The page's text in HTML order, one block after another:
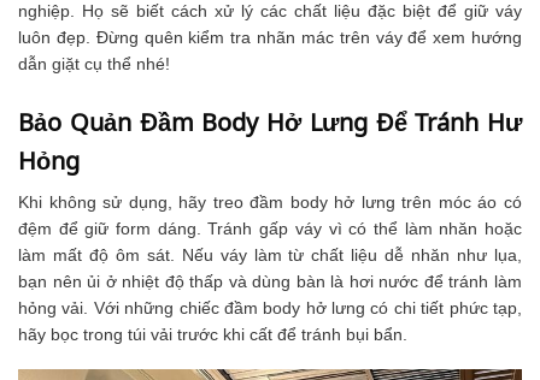
nghiệp. Họ sẽ biết cách xử lý các chất liệu đặc biệt để giữ váy
luôn đẹp. Đừng quên kiểm tra nhãn mác trên váy để xem hướng
dẫn giặt cụ thể nhé!
Bảo Quản Đầm Body Hở Lưng Để Tránh Hư
Hỏng
Khi không sử dụng, hãy treo đầm body hở lưng trên móc áo có
đệm để giữ form dáng. Tránh gấp váy vì có thể làm nhăn hoặc
làm mất độ ôm sát. Nếu váy làm từ chất liệu dễ nhăn như lụa,
bạn nên ủi ở nhiệt độ thấp và dùng bàn là hơi nước để tránh làm
hỏng vải. Với những chiếc đầm body hở lưng có chi tiết phức tạp,
hãy bọc trong túi vải trước khi cất để tránh bụi bẩn.